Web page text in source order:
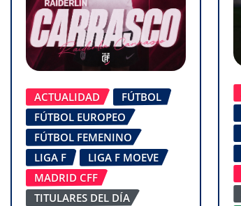
ACTUALIDAD
FÚTBOL
FÚTBOL EUROPEO
FÚTBOL FEMENINO
LIGA F
LIGA F MOEVE
MADRID CFF
TITULARES DEL DÍA